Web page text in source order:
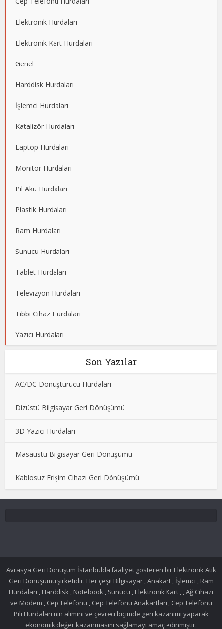
Elektronik Hurdaları
Elektronik Kart Hurdaları
Genel
Harddisk Hurdaları
İşlemci Hurdaları
Katalizör Hurdaları
Laptop Hurdaları
Monitör Hurdaları
Pil Akü Hurdaları
Plastik Hurdaları
Ram Hurdaları
Sunucu Hurdaları
Tablet Hurdaları
Televizyon Hurdaları
Tıbbi Cihaz Hurdaları
Yazıcı Hurdaları
Son Yazılar
AC/DC Dönüştürücü Hurdaları
Dizüstü Bilgisayar Geri Dönüşümü
3D Yazıcı Hurdaları
Masaüstü Bilgisayar Geri Dönüşümü
Kablosuz Erişim Cihazı Geri Dönüşümü
Avrasya Geri Dönüşüm İstanbulda faaliyet gösteren bir Elektronik Atık
Geri Dönüşümü şirketidir. Her çeşit Bilgisayar , Anakart , İşlemci , Ram
Hurdaları , Harddisk , Notebook , Sunucu , Elektronik Kart , , Ağ Cihazı
ve Modem , Cep Telefonu , Cep Telefonu Anakartları , Cep Telefonu
Pili Hurdaları nın alımını ve çevreci biçimde geri kazanımı yaparak
ekonomik değer kazanmasını sağlamayı amaç edinmiştir.